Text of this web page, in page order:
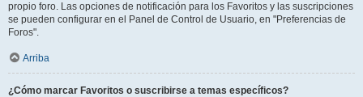
propio foro. Las opciones de notificación para los Favoritos y las suscripciones
se pueden configurar en el Panel de Control de Usuario, en "Preferencias de
Foros".
Arriba
¿Cómo marcar Favoritos o suscribirse a temas específicos?